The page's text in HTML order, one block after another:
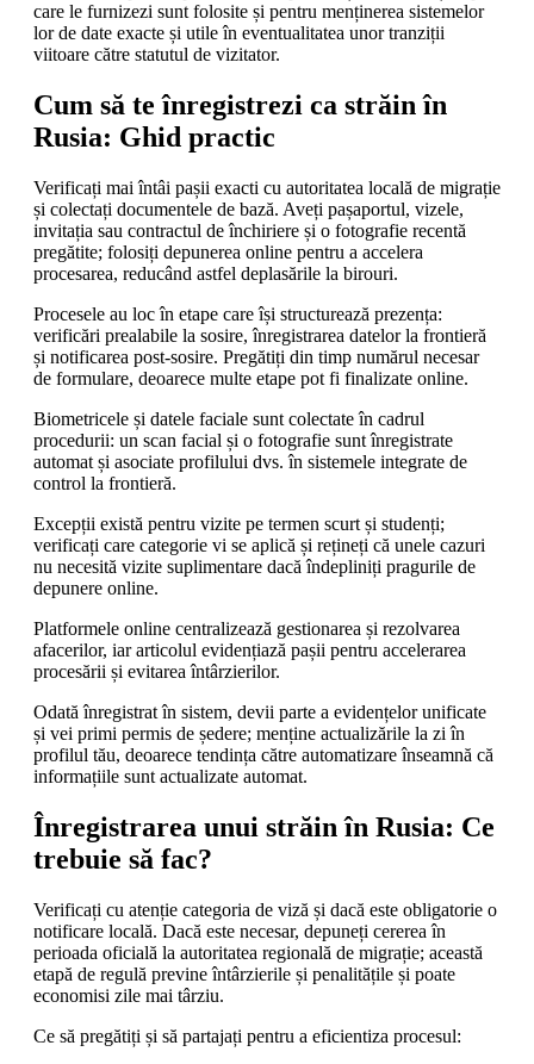
care le furnizezi sunt folosite și pentru menținerea sistemelor
lor de date exacte și utile în eventualitatea unor tranziții
viitoare către statutul de vizitator.
Cum să te înregistrezi ca străin în
Rusia: Ghid practic
Verificați mai întâi pașii exacti cu autoritatea locală de migrație
și colectați documentele de bază. Aveți pașaportul, vizele,
invitația sau contractul de închiriere și o fotografie recentă
pregătite; folosiți depunerea online pentru a accelera
procesarea, reducând astfel deplasările la birouri.
Procesele au loc în etape care își structurează prezența:
verificări prealabile la sosire, înregistrarea datelor la frontieră
și notificarea post-sosire. Pregătiți din timp numărul necesar
de formulare, deoarece multe etape pot fi finalizate online.
Biometricele și datele faciale sunt colectate în cadrul
procedurii: un scan facial și o fotografie sunt înregistrate
automat și asociate profilului dvs. în sistemele integrate de
control la frontieră.
Excepții există pentru vizite pe termen scurt și studenți;
verificați care categorie vi se aplică și rețineți că unele cazuri
nu necesită vizite suplimentare dacă îndepliniți pragurile de
depunere online.
Platformele online centralizează gestionarea și rezolvarea
afacerilor, iar articolul evidențiază pașii pentru accelerarea
procesării și evitarea întârzierilor.
Odată înregistrat în sistem, devii parte a evidențelor unificate
și vei primi permis de ședere; menține actualizările la zi în
profilul tău, deoarece tendința către automatizare înseamnă că
informațiile sunt actualizate automat.
Înregistrarea unui străin în Rusia: Ce
trebuie să fac?
Verificați cu atenție categoria de viză și dacă este obligatorie o
notificare locală. Dacă este necesar, depuneți cererea în
perioada oficială la autoritatea regională de migrație; această
etapă de regulă previne întârzierile și penalitățile și poate
economisi zile mai târziu.
Ce să pregătiți și să partajați pentru a eficientiza procesul: